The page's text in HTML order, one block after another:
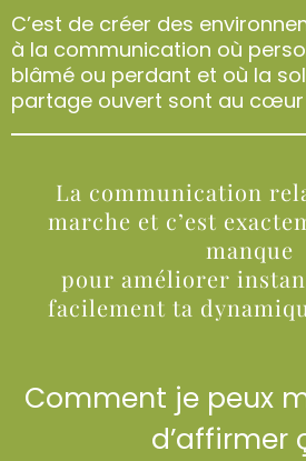
C’est de créer des
à la communication où
blâmé ou perdant et où la
partage ouvert sont au cœur
La communication
marche et c’est
manque
pour améliorer
facilement ta
Comment je peux
d’affirmer